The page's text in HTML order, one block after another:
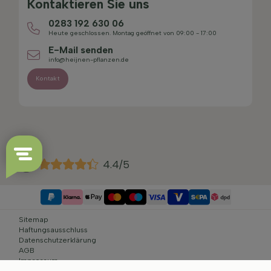
Kontaktieren Sie uns
0283 192 630 06
Heute geschlossen. Montag geöffnet von 09:00 - 17:00
E-Mail senden
info@heijnen-pflanzen.de
Kontakt
4.4/5
Sitemap
Haftungsausschluss
Datenschutzerklärung
AGB
Impressum